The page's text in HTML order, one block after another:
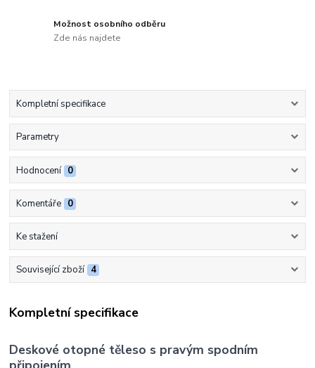
Možnost osobního odběru
Zde nás najdete
Kompletní specifikace
Parametry
Hodnocení 0
Komentáře 0
Ke stažení
Související zboží 4
Kompletní specifikace
Deskové otopné těleso s pravým spodním